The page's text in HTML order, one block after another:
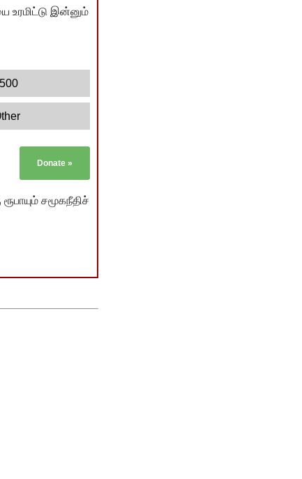
உரமிட்டு இன்னும்
500
Donate »
சமூகநீதிச்